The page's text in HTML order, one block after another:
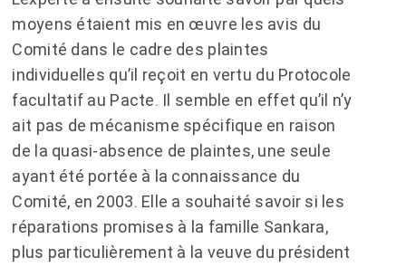
moyens étaient mis en œuvre les avis du
Comité dans le cadre des plaintes
individuelles qu’il reçoit en vertu du Protocole
facultatif au Pacte. Il semble en effet qu’il n’y
ait pas de mécanisme spécifique en raison
de la quasi-absence de plaintes, une seule
ayant été portée à la connaissance du
Comité, en 2003. Elle a souhaité savoir si les
réparations promises à la famille Sankara,
plus particulièrement à la veuve du président